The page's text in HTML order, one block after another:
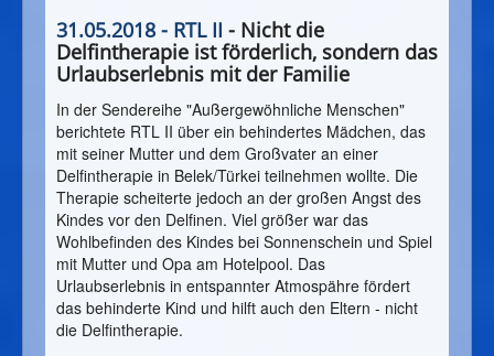
31.05.2018 - RTL II - Nicht die
Delfintherapie ist förderlich, sondern das
Urlaubserlebnis mit der Familie
In der Sendereihe "Außergewöhnliche Menschen"
berichtete RTL II über ein behindertes Mädchen, das
mit seiner Mutter und dem Großvater an einer
Delfintherapie in Belek/Türkei teilnehmen wollte. Die
Therapie scheiterte jedoch an der großen Angst des
Kindes vor den Delfinen. Viel größer war das
Wohlbefinden des Kindes bei Sonnenschein und Spiel
mit Mutter und Opa am Hotelpool. Das
Urlaubserlebnis in entspannter Atmospähre fördert
das behinderte Kind und hilft auch den Eltern - nicht
die Delfintherapie.